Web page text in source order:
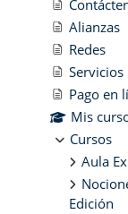
Alianzas
Redes
Servicios
Pago en
Mis
Cursos
Aula
Edición